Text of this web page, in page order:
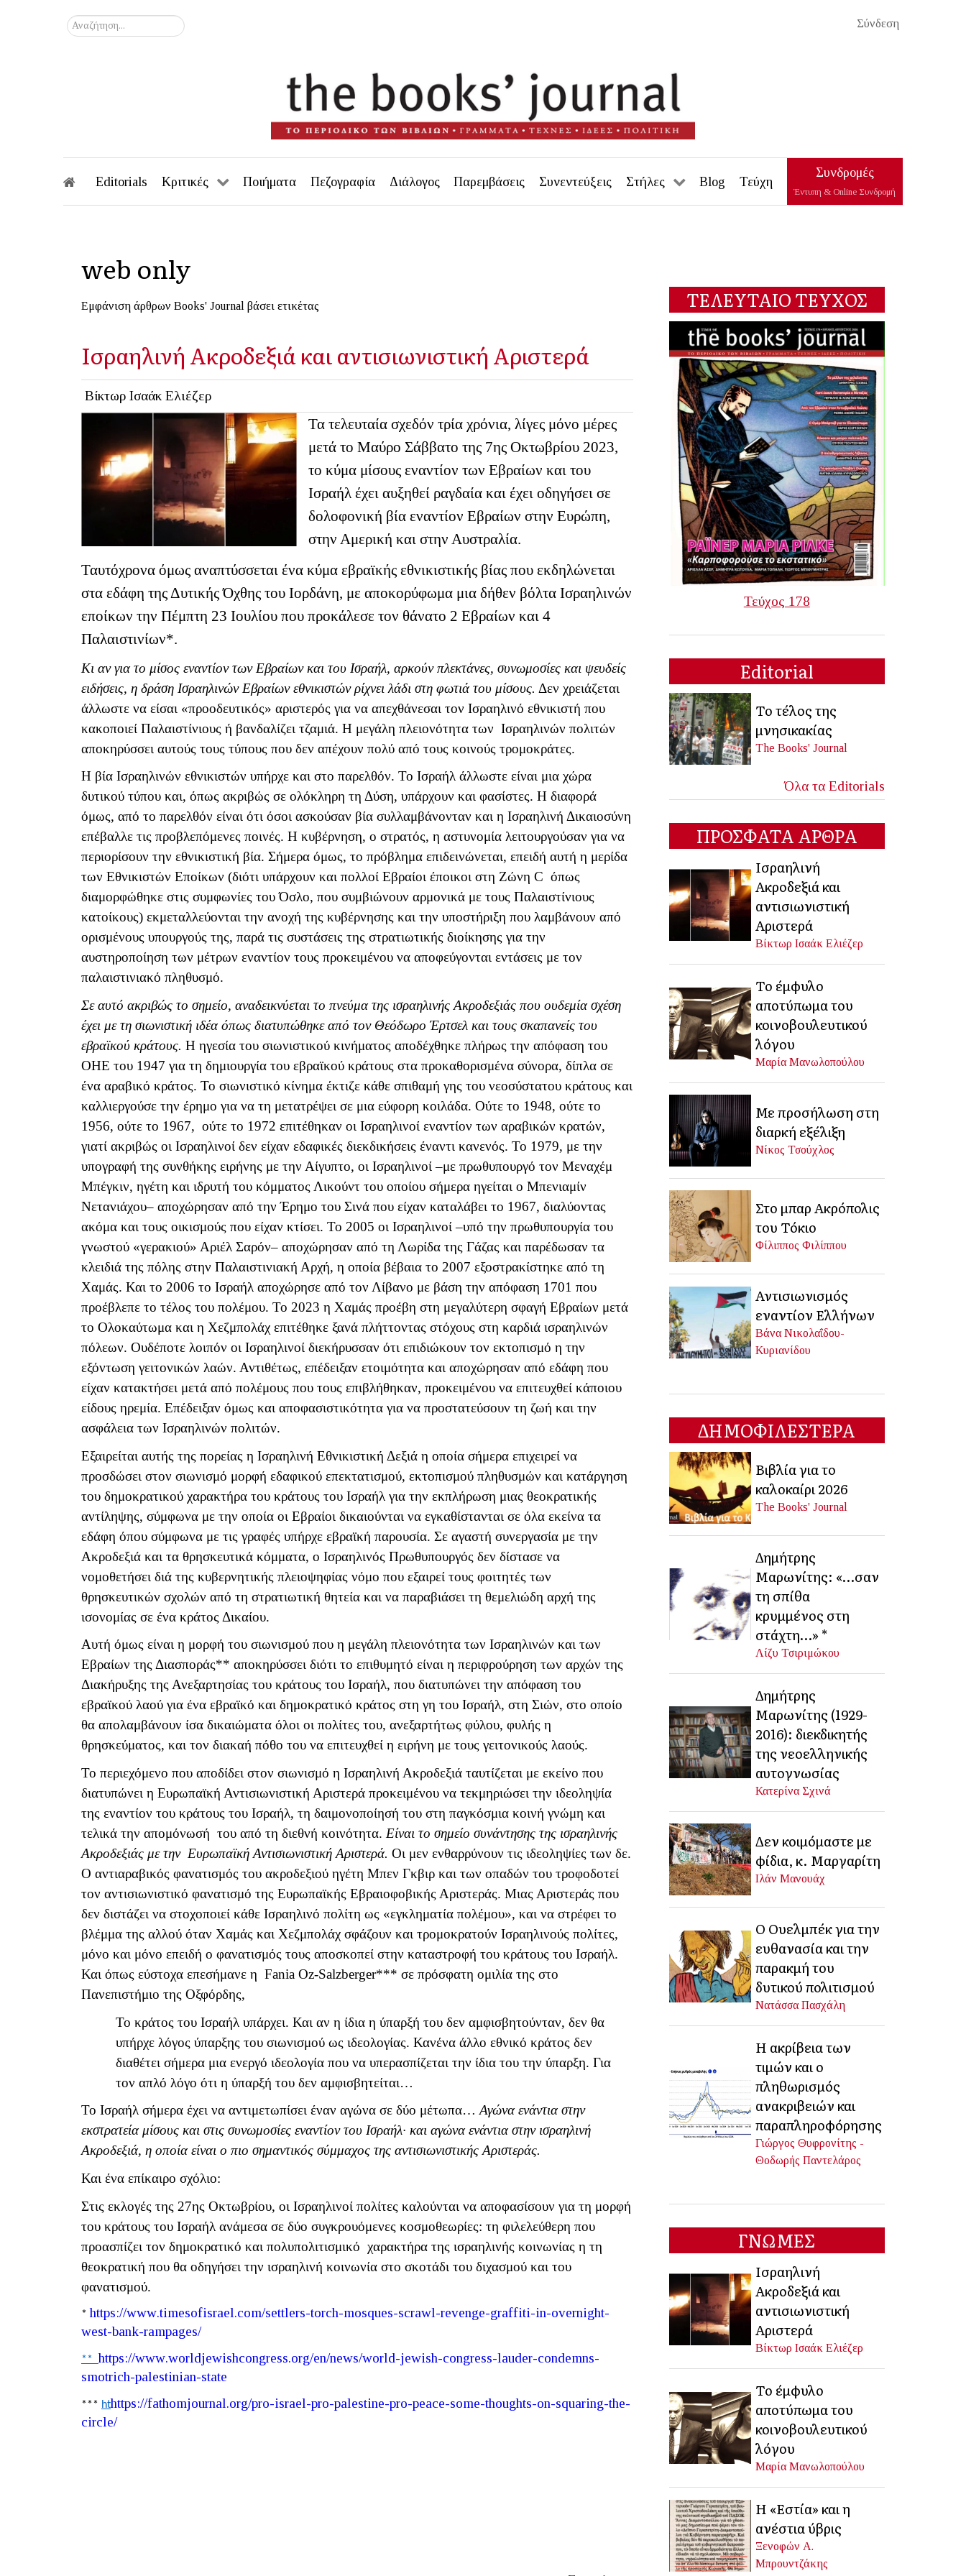
Σύνδεση
Αναζήτηση...
Editorials Κριτικές Ποιήματα Πεζογραφία Διάλογος Παρεμβάσεις Συνεντεύξεις Στήλες Blog Τεύχη
Συνδρομές
Έντυπη & Online Συνδρομή
web only
Εμφάνιση άρθρων Books' Journal βάσει ετικέτας
Ισραηλινή Ακροδεξιά και αντισιωνιστική Αριστερά
Βίκτωρ Ισαάκ Ελιέζερ
Τα τελευταία σχεδόν τρία χρόνια, λίγες μόνο μέρες
μετά το Μαύρο Σάββατο της 7ης Οκτωβρίου 2023,
το κύμα μίσους εναντίον των Εβραίων και του
Ισραήλ έχει αυξηθεί ραγδαία και έχει οδηγήσει σε
δολοφονική βία εναντίον Εβραίων στην Ευρώπη,
στην Αμερική και στην Αυστραλία.
Ταυτόχρονα όμως αναπτύσσεται ένα κύμα εβραϊκής εθνικιστικής βίας που εκδηλώνεται
στα εδάφη της Δυτικής Όχθης του Ιορδάνη, με αποκορύφωμα μια δήθεν βόλτα Ισραηλινών
εποίκων την Πέμπτη 23 Ιουλίου που προκάλεσε τον θάνατο 2 Εβραίων και 4
Παλαιστινίων*.
Κι αν για το μίσος εναντίον των Εβραίων και του Ισραήλ, αρκούν πλεκτάνες, συνωμοσίες και ψευδείς
ειδήσεις, η δράση Ισραηλινών Εβραίων εθνικιστών ρίχνει λάδι στη φωτιά του μίσους. Δεν χρειάζεται
άλλωστε να είσαι «προοδευτικός» αριστερός για να απεχθάνεσαι τον Ισραηλινό εθνικιστή που
κακοποιεί Παλαιστίνιους ή βανδαλίζει τζαμιά. Η μεγάλη πλειονότητα των Ισραηλινών πολιτών
αποκηρύσσει αυτούς τους τύπους που δεν απέχουν πολύ από τους κοινούς τρομοκράτες.
Η βία Ισραηλινών εθνικιστών υπήρχε και στο παρελθόν. Το Ισραήλ άλλωστε είναι μια χώρα
δυτικού τύπου και, όπως ακριβώς σε ολόκληρη τη Δύση, υπάρχουν και φασίστες. Η διαφορά
όμως, από το παρελθόν είναι ότι όσοι ασκούσαν βία συλλαμβάνονταν και η Ισραηλινή Δικαιοσύνη
επέβαλλε τις προβλεπόμενες ποινές. Η κυβέρνηση, ο στρατός, η αστυνομία λειτουργούσαν για να
περιορίσουν την εθνικιστική βία. Σήμερα όμως, το πρόβλημα επιδεινώνεται, επειδή αυτή η μερίδα
των Εθνικιστών Εποίκων (διότι υπάρχουν και πολλοί Εβραίοι έποικοι στη Ζώνη C όπως
διαμορφώθηκε στις συμφωνίες του Όσλο, που συμβιώνουν αρμονικά με τους Παλαιστίνιους
κατοίκους) εκμεταλλεύονται την ανοχή της κυβέρνησης και την υποστήριξη που λαμβάνουν από
ορισμένους υπουργούς της, παρά τις συστάσεις της στρατιωτικής διοίκησης για την
αυστηροποίηση των μέτρων εναντίον τους προκειμένου να αποφεύγονται εντάσεις με τον
παλαιστινιακό πληθυσμό.
Σε αυτό ακριβώς το σημείο, αναδεικνύεται το πνεύμα της ισραηλινής Ακροδεξιάς που ουδεμία σχέση
έχει με τη σιωνιστική ιδέα όπως διατυπώθηκε από τον Θεόδωρο Έρτσελ και τους σκαπανείς του
εβραϊκού κράτους. Η ηγεσία του σιωνιστικού κινήματος αποδέχθηκε πλήρως την απόφαση του
ΟΗΕ του 1947 για τη δημιουργία του εβραϊκού κράτους στα προκαθορισμένα σύνορα, δίπλα σε
ένα αραβικό κράτος. Το σιωνιστικό κίνημα έκτιζε κάθε σπιθαμή γης του νεοσύστατου κράτους και
καλλιεργούσε την έρημο για να τη μετατρέψει σε μια εύφορη κοιλάδα. Ούτε το 1948, ούτε το
1956, ούτε το 1967, ούτε το 1972 επιτέθηκαν οι Ισραηλινοί εναντίον των αραβικών κρατών,
γιατί ακριβώς οι Ισραηλινοί δεν είχαν εδαφικές διεκδικήσεις έναντι κανενός. Το 1979, με την
υπογραφή της συνθήκης ειρήνης με την Αίγυπτο, οι Ισραηλινοί –με πρωθυπουργό τον Μεναχέμ
Μπέγκιν, ηγέτη και ιδρυτή του κόμματος Λικούντ του οποίου σήμερα ηγείται ο Μπενιαμίν
Νετανιάχου– αποχώρησαν από την Έρημο του Σινά που είχαν καταλάβει το 1967, διαλύοντας
ακόμα και τους οικισμούς που είχαν κτίσει. Το 2005 οι Ισραηλινοί –υπό την πρωθυπουργία του
γνωστού «γερακιού» Αριέλ Σαρόν– αποχώρησαν από τη Λωρίδα της Γάζας και παρέδωσαν τα
κλειδιά της πόλης στην Παλαιστινιακή Αρχή, η οποία βέβαια το 2007 εξοστρακίστηκε από τη
Χαμάς. Και το 2006 το Ισραήλ αποχώρησε από τον Λίβανο με βάση την απόφαση 1701 που
προέβλεπε το τέλος του πολέμου. Το 2023 η Χαμάς προέβη στη μεγαλύτερη σφαγή Εβραίων μετά
το Ολοκαύτωμα και η Χεζμπολάχ επιτέθηκε ξανά πλήττοντας στόχους στη καρδιά ισραηλινών
πόλεων. Ουδέποτε λοιπόν οι Ισραηλινοί διεκήρυσσαν ότι επιδιώκουν τον εκτοπισμό η την
εξόντωση γειτονικών λαών. Αντιθέτως, επέδειξαν ετοιμότητα και αποχώρησαν από εδάφη που
είχαν κατακτήσει μετά από πολέμους που τους επιβλήθηκαν, προκειμένου να επιτευχθεί κάποιου
είδους ηρεμία. Επέδειξαν όμως και αποφασιστικότητα για να προστατεύσουν τη ζωή και την
ασφάλεια των Ισραηλινών πολιτών.
Εξαιρείται αυτής της πορείας η Ισραηλινή Εθνικιστική Δεξιά η οποία σήμερα επιχειρεί να
προσδώσει στον σιωνισμό μορφή εδαφικού επεκτατισμού, εκτοπισμού πληθυσμών και κατάργηση
του δημοκρατικού χαρακτήρα του κράτους του Ισραήλ για την εκπλήρωση μιας θεοκρατικής
αντίληψης, σύμφωνα με την οποία οι Εβραίοι δικαιούνται να εγκαθίστανται σε όλα εκείνα τα
εδάφη όπου σύμφωνα με τις γραφές υπήρχε εβραϊκή παρουσία. Σε αγαστή συνεργασία με την
Ακροδεξιά και τα θρησκευτικά κόμματα, ο Ισραηλινός Πρωθυπουργός δεν δίστασε να
νομοθετήσει διά της κυβερνητικής πλειοψηφίας νόμο που εξαιρεί τους φοιτητές των
θρησκευτικών σχολών από τη στρατιωτική θητεία και να παραβιάσει τη θεμελιώδη αρχή της
ισονομίας σε ένα κράτος Δικαίου.
Αυτή όμως είναι η μορφή του σιωνισμού που η μεγάλη πλειονότητα των Ισραηλινών και των
Εβραίων της Διασποράς** αποκηρύσσει διότι το επιθυμητό είναι η περιφρούρηση των αρχών της
Διακήρυξης της Ανεξαρτησίας του κράτους του Ισραήλ, που διατυπώνει την απόφαση του
εβραϊκού λαού για ένα εβραϊκό και δημοκρατικό κράτος στη γη του Ισραήλ, στη Σιών, στο οποίο
θα απολαμβάνουν ίσα δικαιώματα όλοι οι πολίτες του, ανεξαρτήτως φύλου, φυλής η
θρησκεύματος, και τον διακαή πόθο του να επιτευχθεί η ειρήνη με τους γειτονικούς λαούς.
Το περιεχόμενο που αποδίδει στον σιωνισμό η Ισραηλινή Ακροδεξιά ταυτίζεται με εκείνο που
διατυπώνει η Ευρωπαϊκή Αντισιωνιστική Αριστερά προκειμένου να τεκμηριώσει την ιδεοληψία
της εναντίον του κράτους του Ισραήλ, τη δαιμονοποίησή του στη παγκόσμια κοινή γνώμη και
τελικά την απομόνωσή του από τη διεθνή κοινότητα. Είναι το σημείο συνάντησης της ισραηλινής
Ακροδεξιάς με την Ευρωπαϊκή Αντισιωνιστική Αριστερά. Οι μεν ενθαρρύνουν τις ιδεοληψίες των δε.
Ο αντιαραβικός φανατισμός του ακροδεξιού ηγέτη Μπεν Γκβιρ και των οπαδών του τροφοδοτεί
τον αντισιωνιστικό φανατισμό της Ευρωπαϊκής Εβραιοφοβικής Αριστεράς. Μιας Αριστεράς που
δεν διστάζει να στοχοποιεί κάθε Ισραηλινό πολίτη ως «εγκληματία πολέμου», και να στρέφει το
βλέμμα της αλλού όταν Χαμάς και Χεζμπολάχ σφάζουν και τρομοκρατούν Ισραηλινούς πολίτες,
μόνο και μόνο επειδή ο φανατισμός τους αποσκοπεί στην καταστροφή του κράτους του Ισραήλ.
Και όπως εύστοχα επεσήμανε η Fania Oz-Salzberger*** σε πρόσφατη ομιλία της στο
Πανεπιστήμιο της Οξφόρδης,
Το κράτος του Ισραήλ υπάρχει. Και αν η ίδια η ύπαρξή του δεν αμφισβητούνταν, δεν θα
υπήρχε λόγος ύπαρξης του σιωνισμού ως ιδεολογίας. Κανένα άλλο εθνικό κράτος δεν
διαθέτει σήμερα μια ενεργό ιδεολογία που να υπερασπίζεται την ίδια του την ύπαρξη. Για
τον απλό λόγο ότι η ύπαρξή του δεν αμφισβητείται…
Το Ισραήλ σήμερα έχει να αντιμετωπίσει έναν αγώνα σε δύο μέτωπα…Αγώνα ενάντια στην
εκστρατεία μίσους και στις συνωμοσίες εναντίον του Ισραήλ· και αγώνα ενάντια στην ισραηλινή
Ακροδεξιά, η οποία είναι ο πιο σημαντικός σύμμαχος της αντισιωνιστικής Αριστεράς.
Και ένα επίκαιρο σχόλιο:
Στις εκλογές της 27ης Οκτωβρίου, οι Ισραηλινοί πολίτες καλούνται να αποφασίσουν για τη μορφή
του κράτους του Ισραήλ ανάμεσα σε δύο συγκρουόμενες κοσμοθεωρίες: τη φιλελεύθερη που
προασπίζει τον δημοκρατικό και πολυπολιτισμικό χαρακτήρα της ισραηλινής κοινωνίας η τη
θεοκρατική που θα οδηγήσει την ισραηλινή κοινωνία στο σκοτάδι του διχασμού και του
φανατισμού.
* https://www.timesofisrael.com/settlers-torch-mosques-scrawl-revenge-graffiti-in-overnight-
west-bank-rampages/
** https://www.worldjewishcongress.org/en/news/world-jewish-congress-lauder-condemns-
smotrich-palestinian-state
*** hthttps://fathomjournal.org/pro-israel-pro-palestine-pro-peace-some-thoughts-on-squaring-the-
circle/
ΤΕΛΕΥΤΑΙΟ ΤΕΥΧΟΣ
Τεύχος 178
Editorial
Το τέλος της
μνησικακίας
The Books' Journal
Όλα τα Editorials
ΠΡΟΣΦΑΤΑ ΑΡΘΡΑ
Ισραηλινή
Ακροδεξιά και
αντισιωνιστική
Αριστερά
Βίκτωρ Ισαάκ Ελιέζερ
Το έμφυλο
αποτύπωμα του
κοινοβουλευτικού
λόγου
Μαρία Μανωλοπούλου
Με προσήλωση στη
διαρκή εξέλιξη
Νίκος Τσούχλος
Στο μπαρ Ακρόπολις
του Τόκιο
Φίλιππος Φιλίππου
Αντισιωνισμός
εναντίον Ελλήνων
Βάνα Νικολαΐδου-
Κυριανίδου
ΔΗΜΟΦΙΛΕΣΤΕΡΑ
Βιβλία για το
καλοκαίρι 2026
The Books' Journal
Δημήτρης
Μαρωνίτης: «…σαν
τη σπίθα
κρυμμένος στη
στάχτη…» *
Λίζυ Τσιριμώκου
Δημήτρης
Μαρωνίτης (1929-
2016): διεκδικητής
της νεοελληνικής
αυτογνωσίας
Κατερίνα Σχινά
Δεν κοιμόμαστε με
φίδια, κ. Μαργαρίτη
Ιλάν Μανουάχ
Ο Ουελμπέκ για την
ευθανασία και την
παρακμή του
δυτικού πολιτισμού
Νατάσσα Πασχάλη
Η ακρίβεια των
τιμών και ο
πληθωρισμός
ανακριβειών και
παραπληροφόρησης
Γιώργος Θυφρονίτης -
Θοδωρής Παντελάρος
ΓΝΩΜΕΣ
Ισραηλινή
Ακροδεξιά και
αντισιωνιστική
Αριστερά
Βίκτωρ Ισαάκ Ελιέζερ
Το έμφυλο
αποτύπωμα του
κοινοβουλευτικού
λόγου
Μαρία Μανωλοπούλου
Η «Εστία» και η
ανέστια ύβρις
Ξενοφών Α.
Μπρουντζάκης